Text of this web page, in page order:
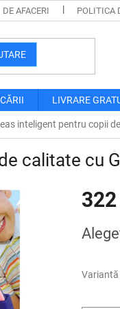
AFACERI POLITICA
LIVRARE
inteligent pentru copii
calitate cu
322
preţ:
Variantă